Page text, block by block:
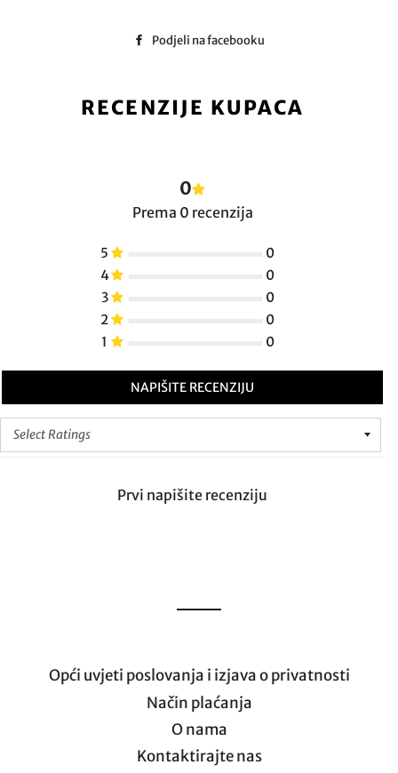
Podjeli na facebooku
RECENZIJE KUPACA
0
Prema 0 recenzija
5
0
4
0
3
0
2
0
1
0
NAPIŠITE RECENZIJU
Prvi napišite recenziju
Opći uvjeti poslovanja i izjava o privatnosti
Način plaćanja
O nama
Kontaktirajte nas